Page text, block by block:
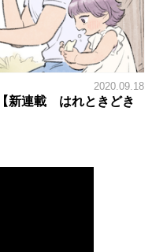
2020.09.18
新連載 はれときどき